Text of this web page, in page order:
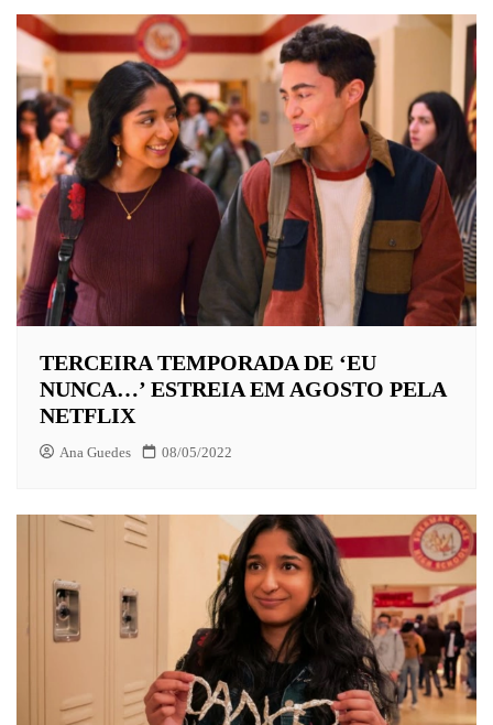
TERCEIRA TEMPORADA DE ‘EU
NUNCA…’ ESTREIA EM AGOSTO PELA
NETFLIX
Ana Guedes 08/05/2022